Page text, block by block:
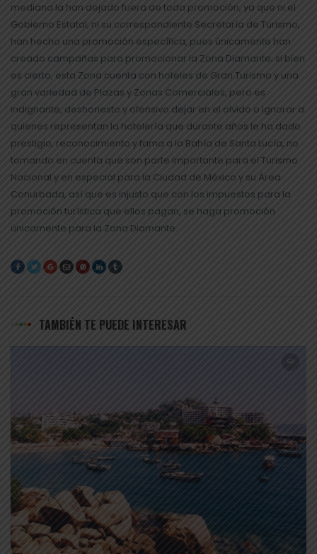
mediana la han dejado fuera de toda promoción, ya que ni el
Gobierno Estatal, ni su correspondiente Secretaría de Turismo,
han hecho una promoción específica, pues únicamente han
creado campañas para promocionar la Zona Diamante; si bien
es cierto, esta Zona cuenta con hoteles de Gran Turismo y una
gran variedad de Plazas y Zonas Comerciales, pero es
indignante, deshonesto y ofensivo dejar en el olvido o ignorar a
quienes representan la hotelería que durante años le ha dado
prestigio, reconocimiento y fama a la Bahía de Santa Lucía, no
tomando en cuenta que son parte importante para el Turismo
Nacional y en especial para la Ciudad de México y su Área
Conurbada, así que es injusto que con los impuestos para la
promoción turística que ellos pagan, se haga promoción
únicamente para la Zona Diamante.
TAMBIÉN TE PUEDE INTERESAR